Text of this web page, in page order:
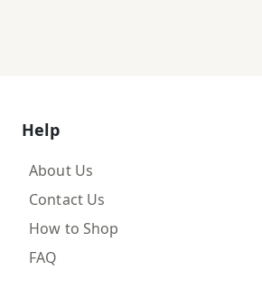
Help
About Us
Contact Us
How to Shop
FAQ